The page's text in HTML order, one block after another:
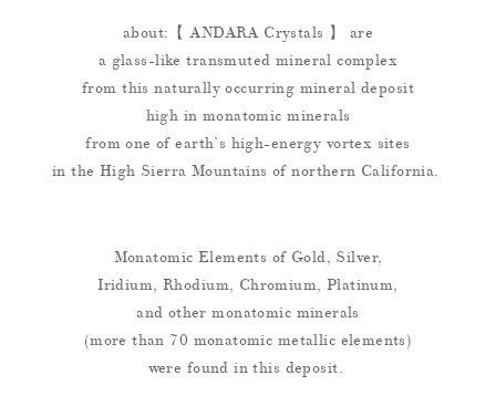
about:【 ANDARA Crystals 】 are
a glass-like transmuted mineral complex
from this naturally occurring mineral deposit
high in monatomic minerals
from one of earth’s high-energy vortex sites
in the High Sierra Mountains of northern California.
Monatomic Elements of Gold, Silver,
Iridium, Rhodium, Chromium, Platinum,
and other monatomic minerals
(more than 70 monatomic metallic elements)
were found in this deposit.